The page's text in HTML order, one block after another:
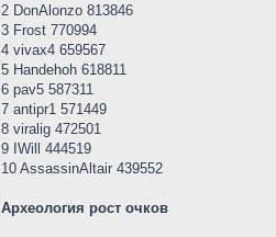
2 DonAlonzo 813846
3 Frost 770994
4 vivax4 659567
5 Handehoh 618811
6 pav5 587311
7 antipr1 571449
8 viralig 472501
9 IWill 444519
10 AssassinAltair 439552
Археология рост очков